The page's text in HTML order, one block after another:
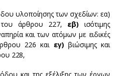
υλοποίησης των σχεδίων: εα)
του άρθρου 227, εβ) ισότιμης
και των ατόμων με ειδικές
226 και εγ) βιώσιμης και
228,